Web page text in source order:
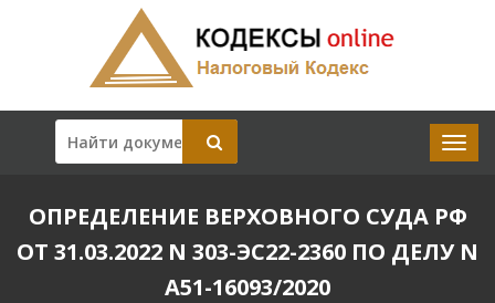
ОПРЕДЕЛЕНИЕ ВЕРХОВНОГО СУДА РФ
ОТ 31.03.2022 N 303-ЭС22-2360 ПО ДЕЛУ N
А51-16093/2020